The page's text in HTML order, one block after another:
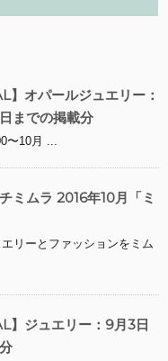
】オパールジュエリー：
までの掲載分
〜10月 ...
ミムラ 2016年10月「ミ
リーとファッションをミム
】ジュエリー：9月3日